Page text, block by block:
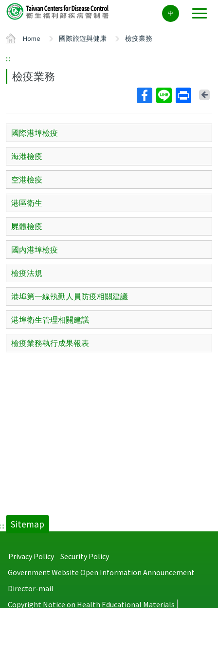
Center
block
中
Home 國際旅遊與健康 檢疫業務
:::
檢疫業務
國際港埠檢疫
海港檢疫
空港檢疫
港區衛生
屍體檢疫
國內港埠檢疫
檢疫法規
港埠第一線執勤人員防疫相關建議
港埠衛生管理相關建議
檢疫業務執行成果報表
::: Sitemap
Privacy Policy
Security Policy
Government Website Open Information Announcement
Director-mail
Copyright Notice on Health Educational Materials